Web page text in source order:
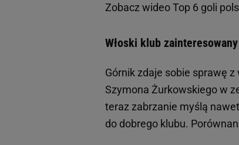
Zobacz wideoTop 6 goli
Włoski klub
Górnik zdaje sobie sprawę
Szymona Żurkowskiego w
teraz zabrzanie myślą
do dobrego klubu.